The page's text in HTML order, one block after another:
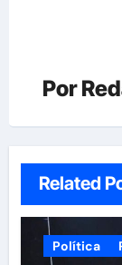
Por
Related
Política